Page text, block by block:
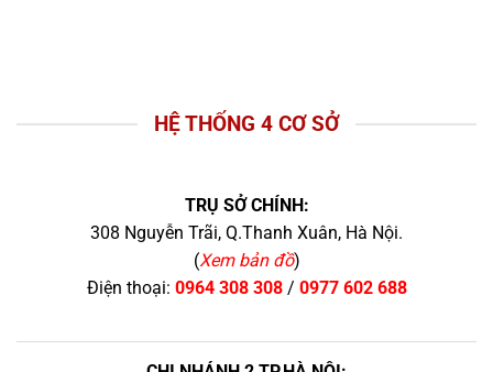
HỆ THỐNG 4 CƠ SỞ
TRỤ SỞ CHÍNH:
308 Nguyễn Trãi, Q.Thanh Xuân, Hà Nội.
(Xem bản đồ)
Điện thoại: 0964 308 308/ 0977 602 688